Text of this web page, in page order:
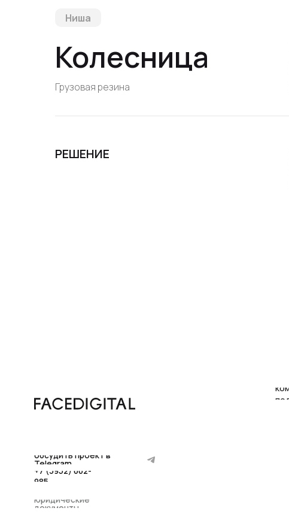
Колесница
Грузовая резина
Ниша
РЕШЕНИЕ